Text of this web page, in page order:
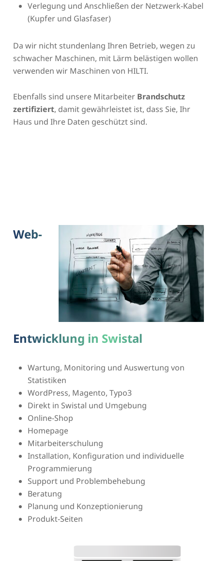
Verlegung und Anschließen der Netzwerk-Kabel
(Kupfer und Glasfaser)
Da wir nicht stundenlang Ihren Betrieb, wegen zu
schwacher Maschinen, mit Lärm belästigen wollen
verwenden wir Maschinen von HILTI.
Ebenfalls sind unsere Mitarbeiter Brandschutz
zertifiziert, damit gewährleistet ist, dass Sie, Ihr
Haus und Ihre Daten geschützt sind.
Web-
Entwicklung in Swistal
Wartung, Monitoring und Auswertung von
Statistiken
WordPress, Magento, Typo3
Direkt in Swistal und Umgebung
Online-Shop
Homepage
Mitarbeiterschulung
Installation, Konfiguration und individuelle
Programmierung
Support und Problembehebung
Beratung
Planung und Konzeptionierung
Produkt-Seiten